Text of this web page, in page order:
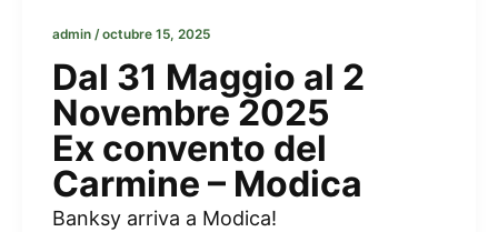
admin /octubre 15, 2025
Dal 31 Maggio al 2
Novembre 2025
Ex convento del
Carmine – Modica
Banksy arriva a Modica!